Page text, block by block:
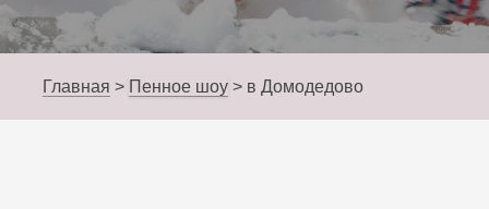
Главная > Пенное шоу > в Домодедово